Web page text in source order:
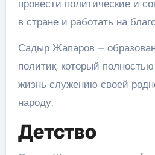
провести политические и
в стране и работать на
Садыр Жапаров –
политик, который
жизнь служению своей
народу.
Детство